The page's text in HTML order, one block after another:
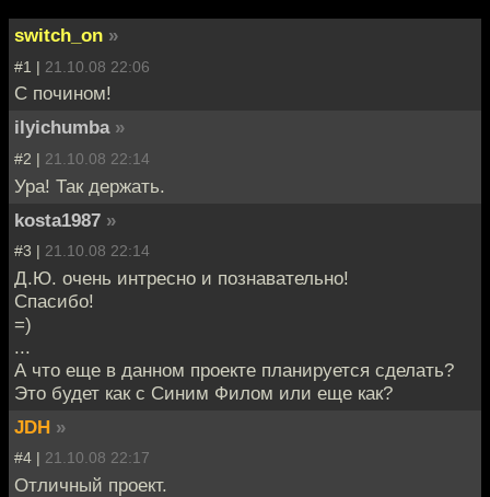
switch_on »
#1 | 21.10.08 22:06
С почином!
ilyichumba »
#2 | 21.10.08 22:14
Ура! Так держать.
kosta1987 »
#3 | 21.10.08 22:14
Д.Ю. очень интресно и познавательно!
Спасибо!
=)
...
А что еще в данном проекте планируется сделать?
Это будет как с Синим Филом или еще как?
JDH »
#4 | 21.10.08 22:17
Отличный проект.